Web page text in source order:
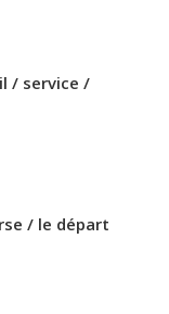
/ service /
/ le départ